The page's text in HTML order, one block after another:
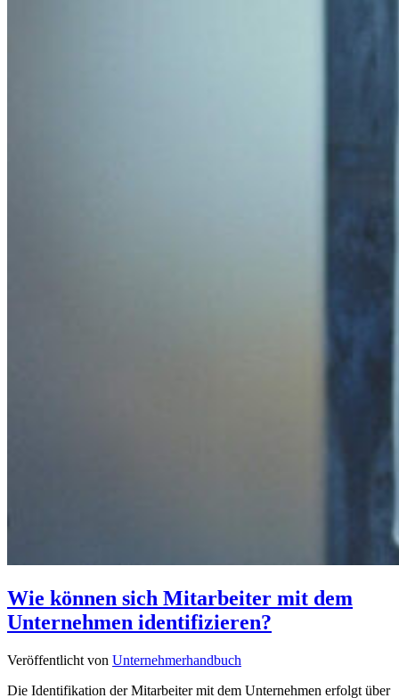
Wie können sich Mitarbeiter mit dem
Unternehmen identifizieren?
Veröffentlicht von Unternehmerhandbuch
Die Identifikation der Mitarbeiter mit dem Unternehmen erfolgt über